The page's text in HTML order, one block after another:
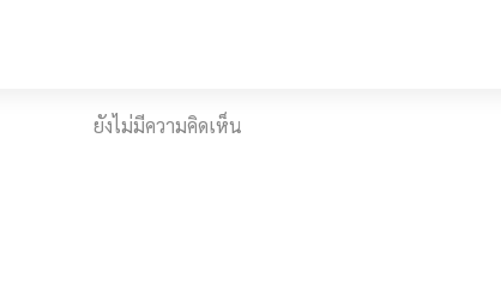
ยังไม่มีความคิดเห็น